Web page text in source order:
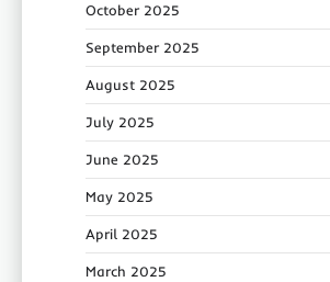
October 2025
September 2025
August 2025
July 2025
June 2025
May 2025
April 2025
March 2025